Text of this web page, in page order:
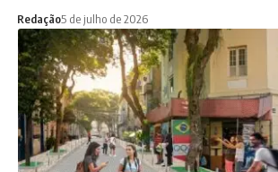
Redação5 de julho de 2026